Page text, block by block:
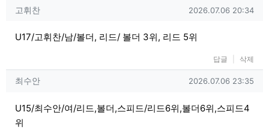
고휘찬님의 댓글
고휘찬 작성일
2026.07.06 20:34
U17/고휘찬/남/볼더, 리드/ 볼더 3위, 리드 5위
답글 삭제
최수안님의 댓글
최수안 작성일
2026.07.06 23:35
U15/최수안/여/리드,볼더,스피드/리드6위,볼더6위,스피드4
위